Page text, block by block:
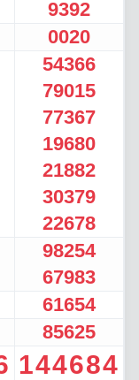
9392
0020
54366
79015
77367
19680
21882
30379
22678
98254
67983
61654
85625
144684